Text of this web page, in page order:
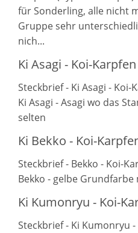
für Sonderling, alle nicht
Gruppe sehr
nich...
Ki Asagi - Koi-
Steckbrief - Ki Asagi -
Ki Asagi - Asagi wo das
selten
Ki Bekko - Koi-
Steckbrief - Bekko - Koi-
Bekko - gelbe Grundfarbe
Ki Kumonryu - Koi-
Steckbrief - Ki Kumonryu